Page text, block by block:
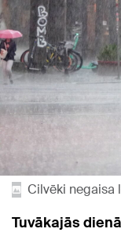
Cilvēki negaisa
Tuvākajās